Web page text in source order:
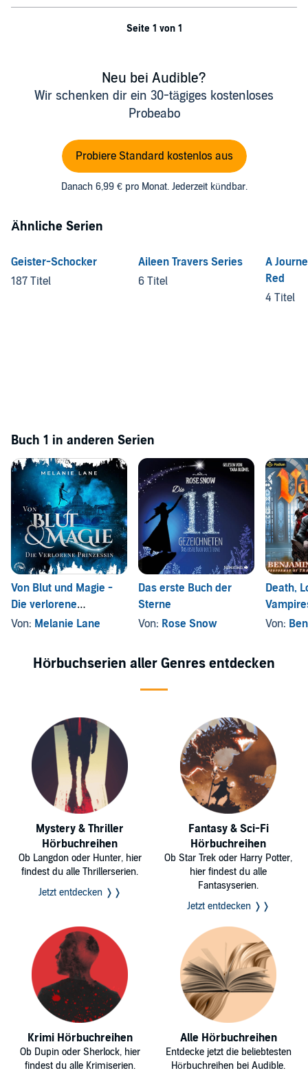
Seite 1 von 1
Neu bei Audible?
Wir schenken dir ein 30-tägiges kostenloses
Probeabo
Probiere Standard kostenlos aus
Danach 6,99 € pro Monat. Jederzeit kündbar.
Ähnliche Serien
Geister-Schocker
187 Titel
Aileen Travers Series
6 Titel
A
Red
4 Titel
Buch 1 in anderen Serien
Von Blut und Magie -
Die verlorene
Prinzessin
Von: Melanie Lane
Das erste Buch der
Sterne
Von: Rose Snow
Death,
Von:
Hörbuchserien aller Genres entdecken
Mystery & Thriller
Hörbuchreihen
Ob Langdon oder Hunter, hier
findest du alle Thrillerserien.
Jetzt entdecken ❭❭
Fantasy & Sci-Fi
Hörbuchreihen
Ob Star Trek oder Harry Potter,
hier findest du alle
Fantasyserien.
Jetzt entdecken ❭❭
Krimi Hörbuchreihen
Ob Dupin oder Sherlock, hier
findest du alle Krimiserien.
Alle Hörbuchreihen
Entdecke jetzt die beliebtesten
Hörbuchreihen bei Audible.